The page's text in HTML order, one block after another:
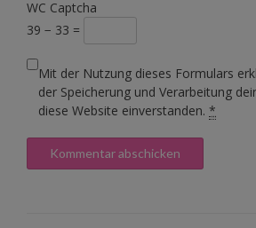
WC Captcha
39 − 33 =
Mit der Nutzung dieses Formulars
der Speicherung und Verarbeitung
diese Website einverstanden. *